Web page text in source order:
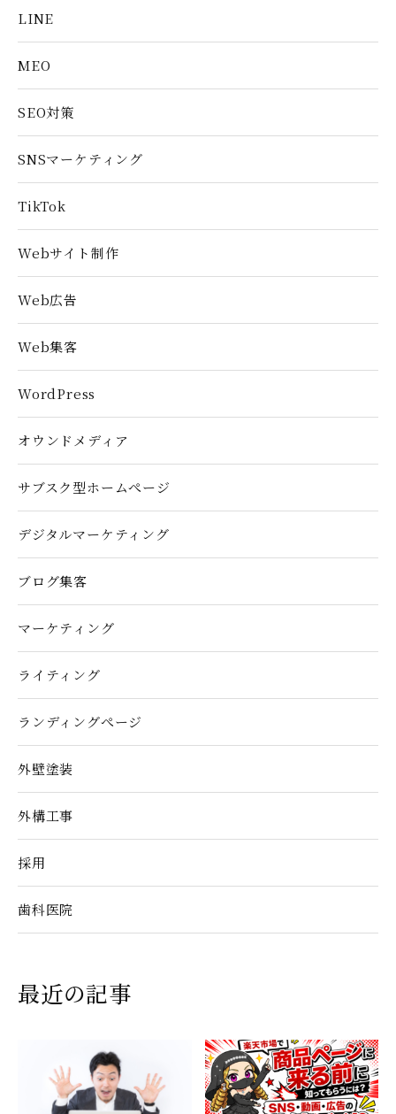
LINE
MEO
SEO対策
SNSマーケティング
TikTok
Webサイト制作
Web広告
Web集客
WordPress
オウンドメディア
サブスク型ホームぺージ
デジタルマーケティング
ブログ集客
マーケティング
ライティング
ランディングぺージ
外壁塗装
外構工事
採用
歯科医院
最近の記事